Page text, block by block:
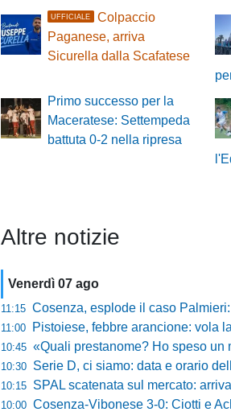
UFFICIALE
Colpaccio
Paganese, arriva
Sicurella dalla Scafatese
Primo successo per la
Maceratese: Settempeda
battuta 0-2 nella ripresa
Altre notizie
Venerdì 07 ago
11:15 Cosenza, esplode il caso Palmieri:
11:00 Pistoiese, febbre arancione: vola la campagna
10:45 «Quali prestanome? Ho speso un milione per la Serie D»:
10:30 Serie D, ci siamo: data e orario
10:15 SPAL scatenata sul mercato: arrivano
10:00 Cosenza-Vibonese 3-0: Ciotti e Achour